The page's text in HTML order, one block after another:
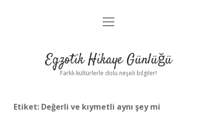
Anasayfa
Yasal Uyarı
menüyü
Egzotik Hikaye Günlüğü
Farklı kültürlerle dolu neşeli bilgiler!
Etiket: Değerli ve kıymetli aynı şey mi